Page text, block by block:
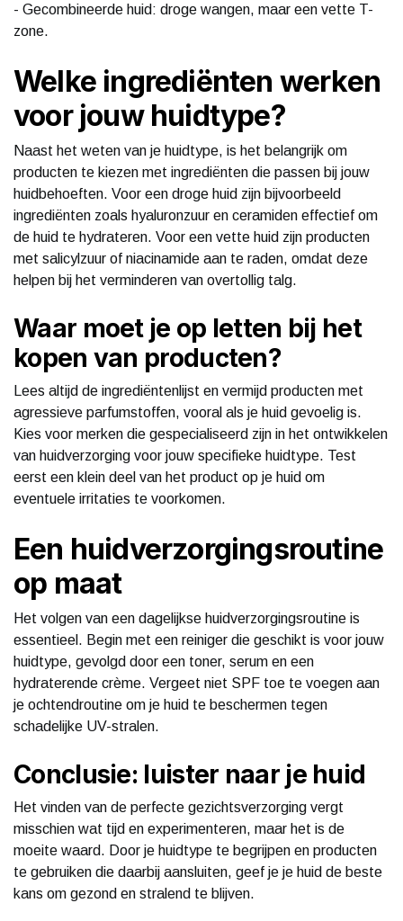
- Gecombineerde huid: droge wangen, maar een vette T-
zone.
Welke ingrediënten werken
voor jouw huidtype?
Naast het weten van je huidtype, is het belangrijk om
producten te kiezen met ingrediënten die passen bij jouw
huidbehoeften. Voor een droge huid zijn bijvoorbeeld
ingrediënten zoals hyaluronzuur en ceramiden effectief om
de huid te hydrateren. Voor een vette huid zijn producten
met salicylzuur of niacinamide aan te raden, omdat deze
helpen bij het verminderen van overtollig talg.
Waar moet je op letten bij het
kopen van producten?
Lees altijd de ingrediëntenlijst en vermijd producten met
agressieve parfumstoffen, vooral als je huid gevoelig is.
Kies voor merken die gespecialiseerd zijn in het ontwikkelen
van huidverzorging voor jouw specifieke huidtype. Test
eerst een klein deel van het product op je huid om
eventuele irritaties te voorkomen.
Een huidverzorgingsroutine
op maat
Het volgen van een dagelijkse huidverzorgingsroutine is
essentieel. Begin met een reiniger die geschikt is voor jouw
huidtype, gevolgd door een toner, serum en een
hydraterende crème. Vergeet niet SPF toe te voegen aan
je ochtendroutine om je huid te beschermen tegen
schadelijke UV-stralen.
Conclusie: luister naar je huid
Het vinden van de perfecte gezichtsverzorging vergt
misschien wat tijd en experimenteren, maar het is de
moeite waard. Door je huidtype te begrijpen en producten
te gebruiken die daarbij aansluiten, geef je je huid de beste
kans om gezond en stralend te blijven.